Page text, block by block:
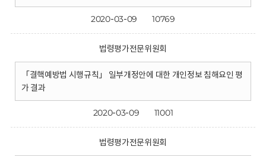
2020-03-09 10769
법령평가전문위원회
「결핵예방법 시행규칙」 일부개정안에 대한 개인정보 침해요인 평
가 결과
2020-03-09 11001
법령평가전문위원회